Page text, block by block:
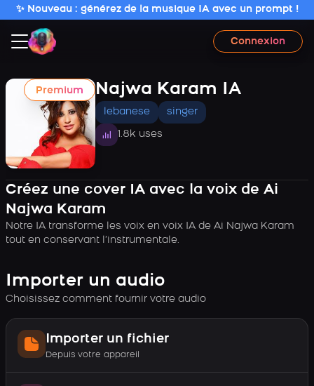
✨ Nouveau : générez de la musique IA avec un prompt !
Connexion
Premium Najwa Karam IA
lebanese singer
1.8k uses
Créez une cover IA avec la voix de Ai
Najwa Karam
Notre IA transforme les voix en voix IA de Ai Najwa Karam
tout en conservant l’instrumentale.
Importer un audio
Choisissez comment fournir votre audio
Importer un fichier
Depuis votre appareil